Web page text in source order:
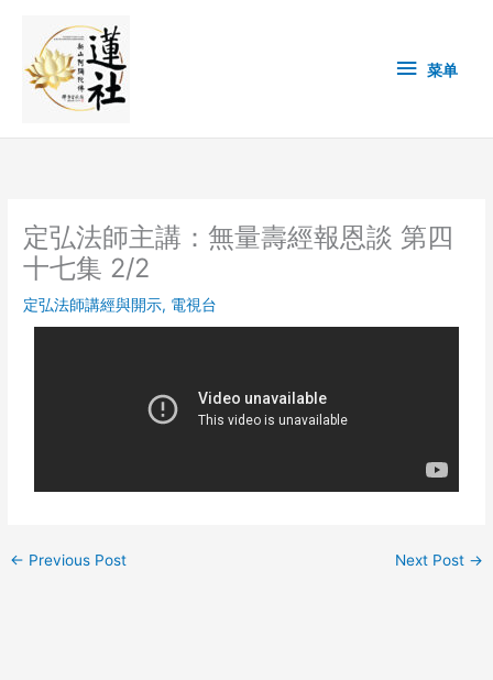
content
单 菜单
定弘法師主講：無量壽經報恩談 第四
十七集 2/2
定弘法師講經與開示, 電視台
← Previous Post Next Post →